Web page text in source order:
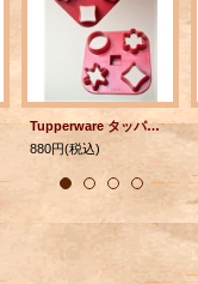
Tupperware タッパーウェア クッキーカッター/クッキー型 各1個
880円(税込)